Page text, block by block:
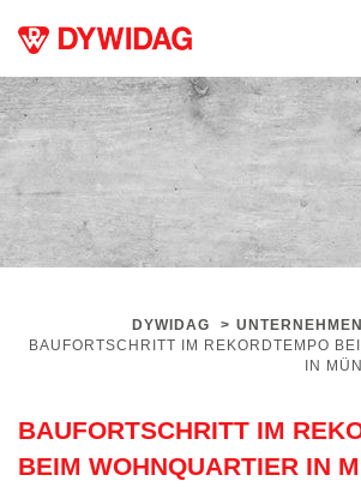
DYWIDAG > UNTERNEHMEN
BAUFORTSCHRITT IM REKORDTEMPO
IN
BAUFORTSCHRITT IM
BEIM WOHNQUARTIER IN